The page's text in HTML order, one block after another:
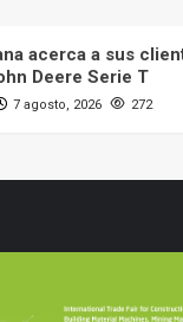
acerca a sus
Deere Serie T
7 agosto, 2026 272